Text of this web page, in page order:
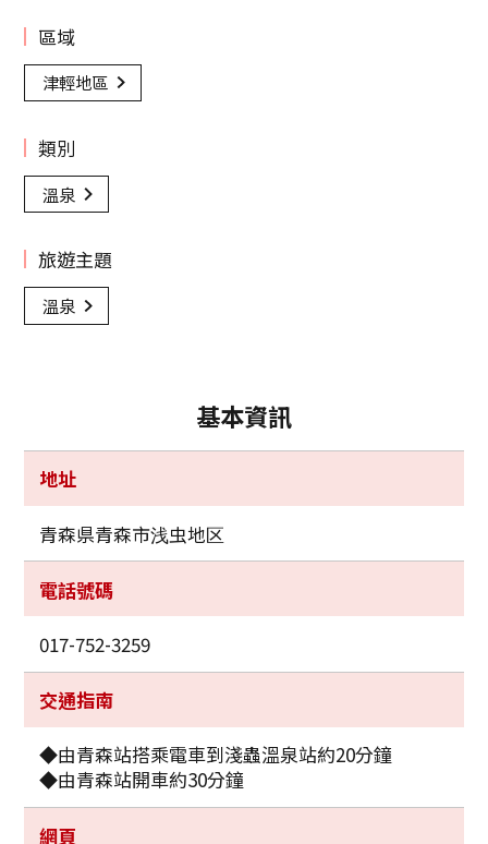
區域
津輕地區
類別
溫泉
旅遊主題
溫泉
基本資訊
地址
青森県青森市浅虫地区
電話號碼
017-752-3259
交通指南
◆由青森站搭乘電車到淺蟲溫泉站約20分鐘
◆由青森站開車約30分鐘
網頁